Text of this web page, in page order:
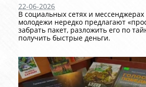
22-06-2026
В социальных сетях и
молодежи нередко предлагают
забрать пакет, разложить его по
получить быстрые деньги.